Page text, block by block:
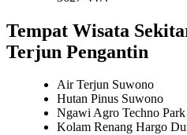
Tempat Wisata
Terjun Pengantin
Air Terjun Suwono
Hutan Pinus Suwono
Ngawi Agro Techno Park
Kolam Renang Hargo